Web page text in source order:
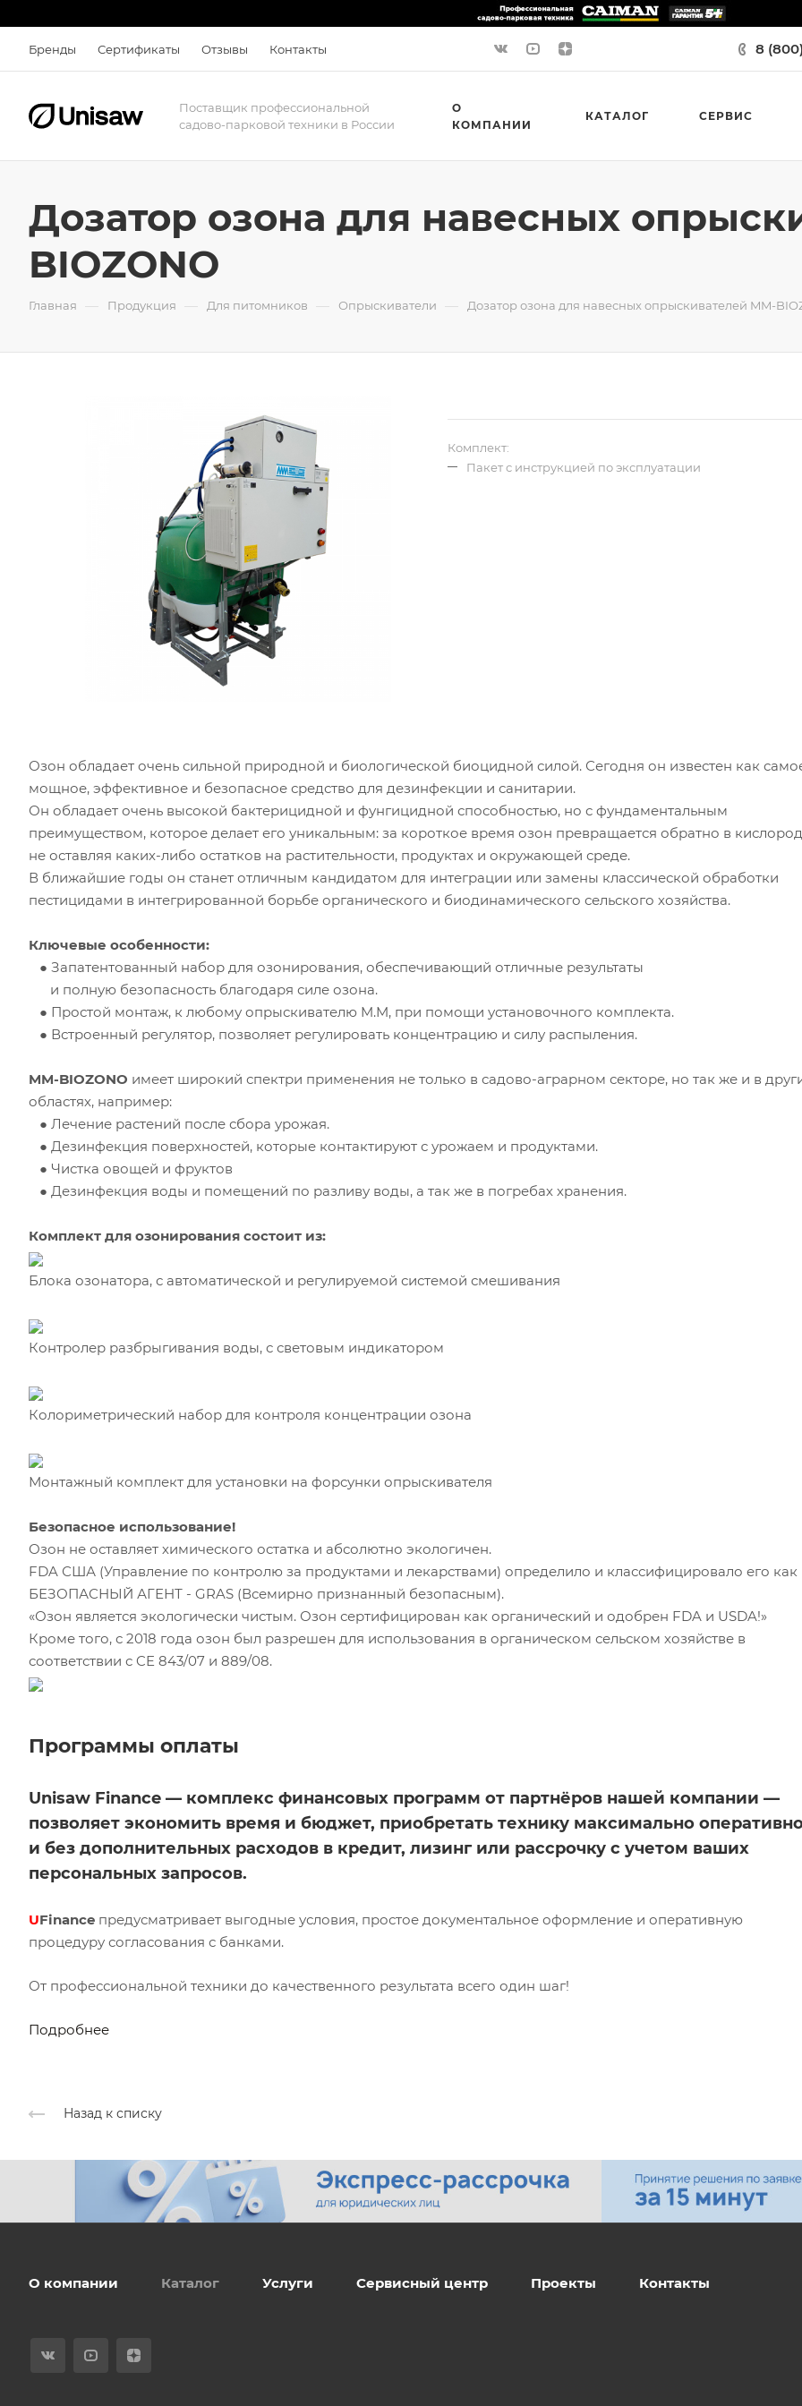
Бренды Сертификаты Отзывы Контакты 8
Поставщик профессиональной
садово-парковой техники в России
О
КОМПАНИИ
КАТАЛОГ СЕРВИС
Дозатор озона для навесных
BIOZONO
Главная — Продукция — Для питомников — Опрыскиватели — Дозатор озона для навесных опрыскивателей MM-
Комплект:
Пакет с инструкцией по эксплуатации
Озон обладает очень сильной природной и биологической биоцидной силой. Сегодня он известен как
мощное, эффективное и безопасное средство для дезинфекции и санитарии.
Он обладает очень высокой бактерицидной и фунгицидной способностью, но с фундаментальным
преимуществом, которое делает его уникальным: за короткое время озон превращается обратно в
не оставляя каких-либо остатков на растительности, продуктах и окружающей среде.
В ближайшие годы он станет отличным кандидатом для интеграции или замены классической обработки
пестицидами в интегрированной борьбе органического и биодинамического сельского хозяйства.
Ключевые особенности:
● Запатентованный набор для озонирования, обеспечивающий отличные результаты
и полную безопасность благодаря силе озона.
● Простой монтаж, к любому опрыскивателю M.M, при помощи установочного комплекта.
● Встроенный регулятор, позволяет регулировать концентрацию и силу распыления.
MM-BIOZONO имеет широкий спектри применения не только в садово-аграрном секторе, но так же и в
областях, например:
● Лечение растений после сбора урожая.
● Дезинфекция поверхностей, которые контактируют с урожаем и продуктами.
● Чистка овощей и фруктов
● Дезинфекция воды и помещений по разливу воды, а так же в погребах хранения.
Комплект для озонирования состоит из:
Блока озонатора, с автоматической и регулируемой системой смешивания
Контролер разбрыгивания воды, с световым индикатором
Колориметрический набор для контроля концентрации озона
Монтажный комплект для установки на форсунки опрыскивателя
Безопасное использование!
Озон не оставляет химического остатка и абсолютно экологичен.
FDA США (Управление по контролю за продуктами и лекарствами) определило и классифицировало его как
БЕЗОПАСНЫЙ АГЕНТ - GRAS (Всемирно признанный безопасным).
«Озон является экологически чистым. Озон сертифицирован как органический и одобрен FDA и USDA!»
Кроме того, с 2018 года озон был разрешен для использования в органическом сельском хозяйстве в
соответствии с CE 843/07 и 889/08.
Программы оплаты
Unisaw Finance — комплекс финансовых программ от партнёров нашей компании —
позволяет экономить время и бюджет, приобретать технику максимально
и без дополнительных расходов в кредит, лизинг или рассрочку с учетом ваших
персональных запросов.
UFinance предусматривает выгодные условия, простое документальное оформление и оперативную
процедуру согласования с банками.
От профессиональной техники до качественного результата всего один шаг!
Подробнее
Назад к списку
О компании Каталог Услуги Сервисный центр Проекты Контакты